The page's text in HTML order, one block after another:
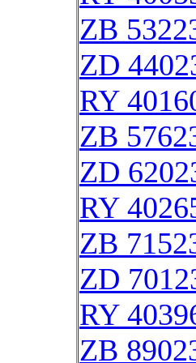
ZB
ZD
RY
ZB
ZD
RY
ZB
ZD
RY
ZB